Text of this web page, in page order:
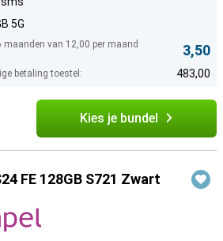
5G
maanden van 12,00 per maand
3,50
betaling toestel: 483,00
Kies je bundel
FE 128GB S721 Zwart